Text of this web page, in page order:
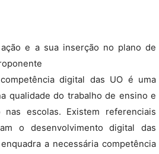
e a sua inserção no plano de
digital das UO é uma
qualidade do trabalho de ensino e
nas escolas. Existem referenciais
o desenvolvimento digital das
a necessária competência